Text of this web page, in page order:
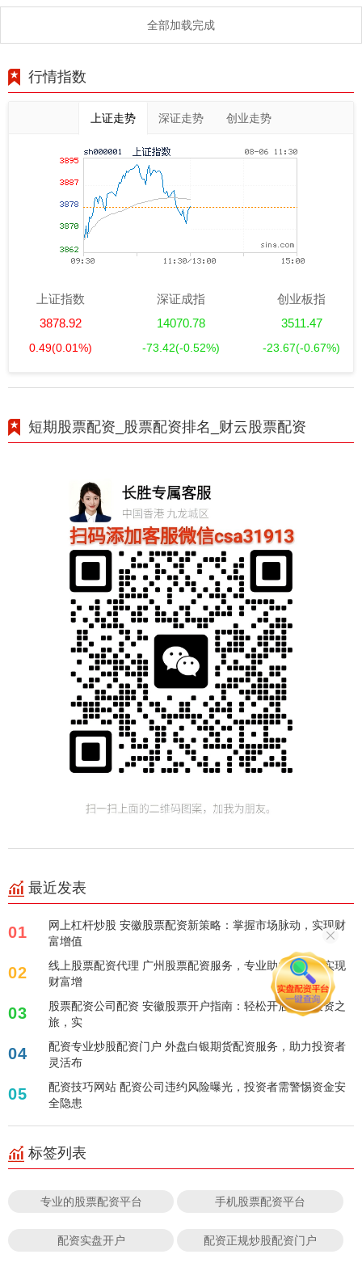
全部加载完成
行情指数
上证走势 深证走势 创业走势
上证指数
3878.92
0.49(0.01%)
深证成指
14070.78
-73.42(-0.52%)
创业板指
3511.47
-23.67(-0.67%)
短期股票配资_股票配资排名_财云股票配资
最近发表
01
网上杠杆炒股 安徽股票配资新策略：掌握市场脉动，实现财
富增值
02
线上股票配资代理 广州股票配资服务，专业助力投资者实现
财富增
03
股票配资公司配资 安徽股票开户指南：轻松开启股市投资之
旅，实
04
配资专业炒股配资门户 外盘白银期货配资服务，助力投资者
灵活布
05
配资技巧网站 配资公司违约风险曝光，投资者需警惕资金安
全隐患
标签列表
专业的股票配资平台 手机股票配资平台
配资实盘开户 配资正规炒股配资门户